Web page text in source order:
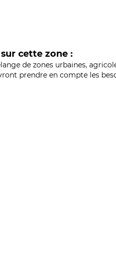
cette zone :
de zones urbaines,
prendre en compte les